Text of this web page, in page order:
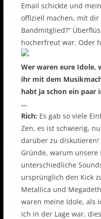
Email schickte und
offiziell machen, mit dir
Bandmitglied?“
hocherfreut war. Oder
Wer waren eure Idole,
ihr mit dem
habt ja schon ein paar
…
Rich: Es gab so viele
Zen, es ist schwierig,
darüber zu
Gründe, warum unsere
unterschiedliche
ursprünglich den Kick
Metallica und
waren meine Idole, als
ich in der Lage war,